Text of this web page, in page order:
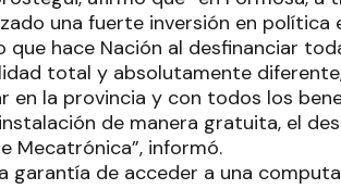
una fuerte inversión en
hace Nación al desfinanciar
total y absolutamente
en la provincia y con todos los
de manera gratuita, el
Mecatrónica”, informó.
garantía de acceder a una